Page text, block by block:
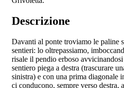
Descrizione
Davanti al ponte troviamo le paline
sentieri: lo oltrepassiamo,
risale il pendio erboso
sentiero piega a destra (trascurare
sinistra) e con una prima diagonale
ci conducono, sempre verso destra,